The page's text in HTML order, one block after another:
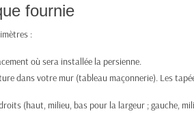
fournie
:
où sera installée la persienne.
dans votre mur (tableau maçonnerie). Les
(haut, milieu, bas pour la largeur ; gauche,